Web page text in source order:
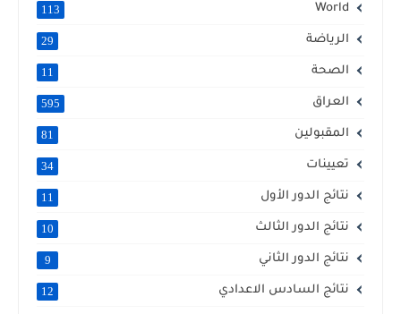
World
113
الرياضة 29
الصحة 11
العراق 595
المقبولين 81
تعيينات 34
نتائج الدور الأول 11
نتائج الدور الثالث 10
نتائج الدور الثاني 9
نتائج السادس الاعدادي 12